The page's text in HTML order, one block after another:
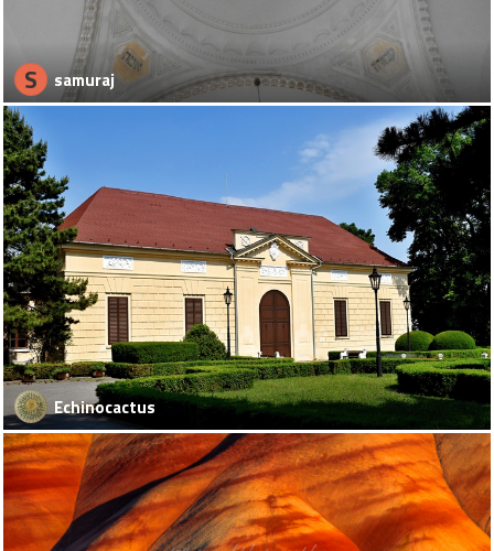
S samuraj
Echinocactus